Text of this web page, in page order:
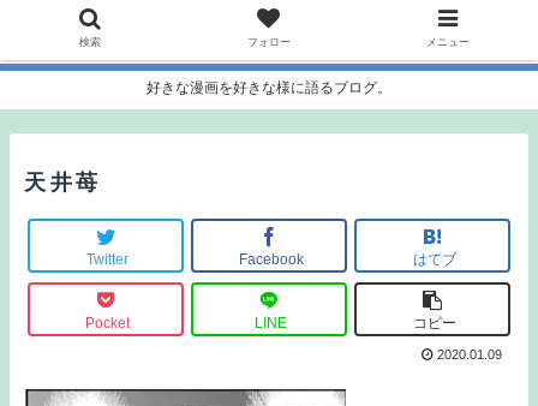
好きな漫画を好きな様に語るブログ。
天井苺
Twitter Facebook はてブ
Pocket LINE コピー
2020.01.09
検索 フォロー メニュー